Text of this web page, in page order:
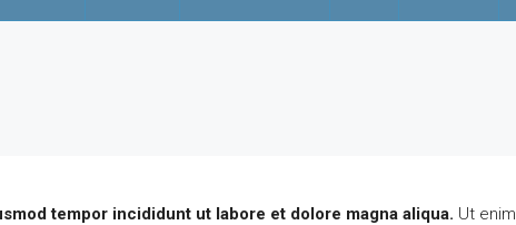
tempor incididunt ut labore et dolore magna aliqua. Ut enim